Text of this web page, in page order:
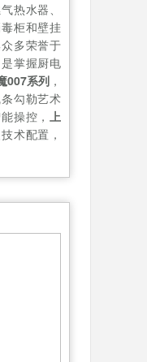
热水器、
柜和壁挂
多荣誉于
掌握厨电
007系列 ，
勾勒艺术
操控，上
术配置，